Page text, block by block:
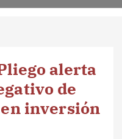
alerta
de
inversión